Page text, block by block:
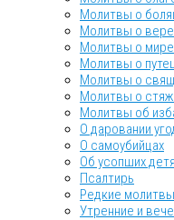
Молитвы о
Молитвы о вере
Молитвы о мире
Молитвы о
Молитвы о
Молитвы о
Молитвы об
О даровании
О самоубийцах
Об усопших
Псалтирь
Редкие молитвы
Утренние и